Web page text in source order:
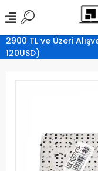
2900 TL ve Üzeri
120USD)